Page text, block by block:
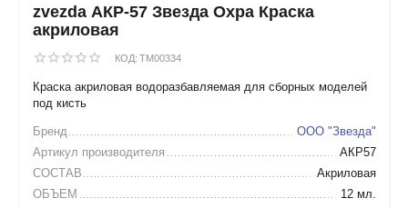
zvezda АКР-57 Звезда Охра Краска
акриловая
КОД: TM00334
Краска акриловая водоразбавляемая для сборных моделей
под кисть
Бренд
ООО "Звезда"
Артикул производителя
АКР57
СОСТАВ
Акриловая
ОБЪЕМ
12 мл.